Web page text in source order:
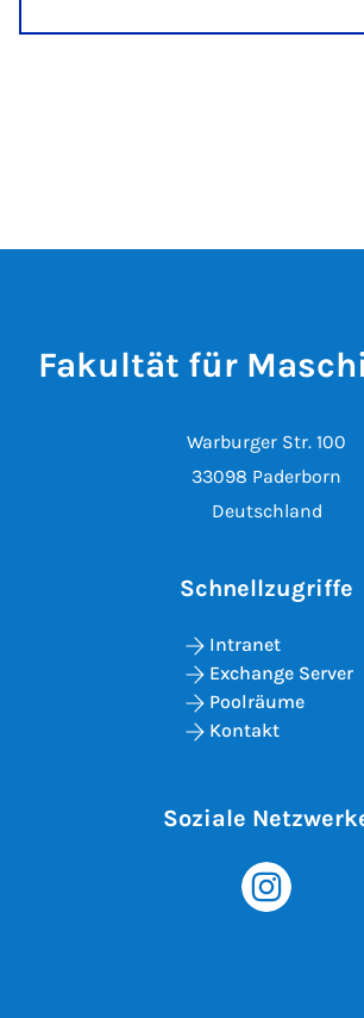
Fakultät für
Warburger Str. 100
33098 Paderborn
Deutschland
Schnellzugriffe
Intranet
Exchange Server
Poolräume
Kontakt
Soziale